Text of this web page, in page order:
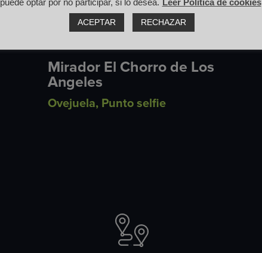
Mirador El Chorro de Los
Angeles
Ovejuela, Punto selfie
puede optar por no participar, si lo desea. Leer Política de cookies
ACEPTAR RECHAZAR